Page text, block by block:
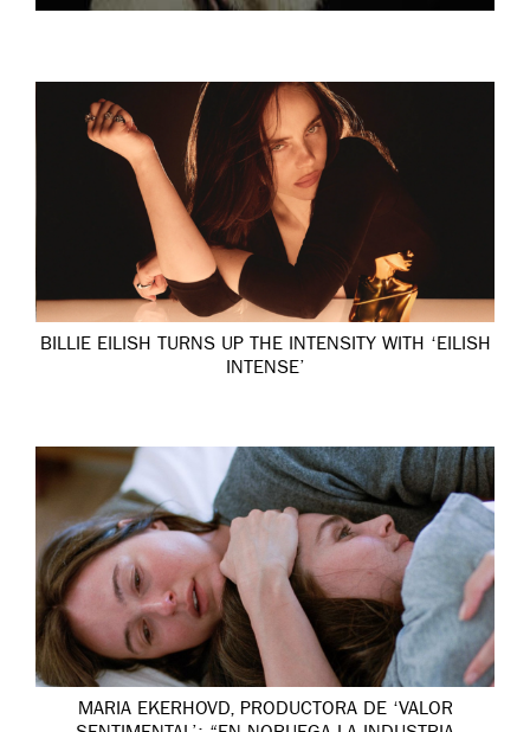
BILLIE EILISH TURNS UP THE INTENSITY WITH ‘EILISH
INTENSE’
MARIA EKERHOVD, PRODUCTORA DE ‘VALOR